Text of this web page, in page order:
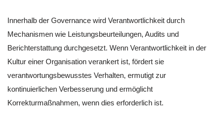
Innerhalb der Governance wird Verantwortlichkeit durch
Mechanismen wie Leistungsbeurteilungen, Audits und
Berichterstattung durchgesetzt. Wenn Verantwortlichkeit in der
Kultur einer Organisation verankert ist, fördert sie
verantwortungsbewusstes Verhalten, ermutigt zur
kontinuierlichen Verbesserung und ermöglicht
Korrekturmaßnahmen, wenn dies erforderlich ist.